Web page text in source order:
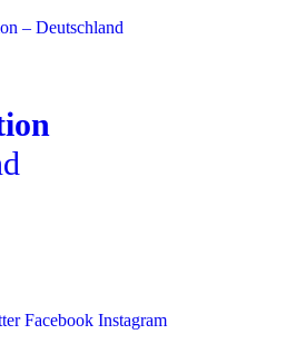
– Deutschland
Facebook Instagram